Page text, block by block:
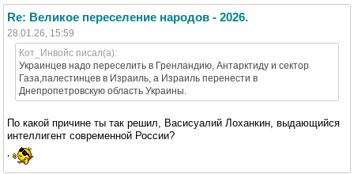
Re: Великое переселение народов - 2026.
28.01.26, 15:59
Кот_Инвойс писал(а):
Украинцев надо переселить в Гренландию, Антарктиду и сектор
Газа,палестинцев в Израиль, а Израиль перенести в
Днепропетровскую область Украины.
По какой причине ты так решил, Васисуалий Лоханкин, выдающийся
интеллигент современной России?